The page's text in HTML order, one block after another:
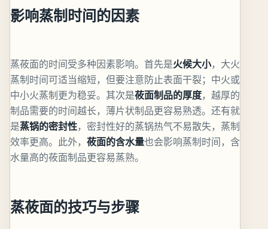
影响蒸制时间的因素
蒸莜面的时间受多种因素影响。首先是火候大小，大火
蒸制时间可适当缩短，但要注意防止表面干裂；中火或
中小火蒸制更为稳妥。其次是莜面制品的厚度，越厚的
制品需要的时间越长，薄片状制品更容易熟透。还有就
是蒸锅的密封性，密封性好的蒸锅热气不易散失，蒸制
效率更高。此外， 莜面的含水量也会影响蒸制时间，含
水量高的莜面制品更容易蒸熟。
蒸莜面的技巧与步骤